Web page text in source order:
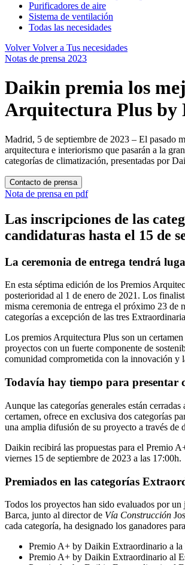
Purificadores de aire
Sistema de ventilación
Todas las necesidades
Volver Volver a Tus necesidades
Notas de prensa 2023
Daikin premia los
Arquitectura Plus by
Madrid, 5 de septiembre de 2023 – El pasado
arquitectura e interiorismo que pasarán a la
categorías de climatización, presentadas por
Contacto de prensa
Nota de prensa en pdf
Las inscripciones de las
candidaturas hasta el 15 de
La ceremonia de entrega tendrá
En esta séptima edición de los Premios
posterioridad al 1 de enero de 2021. Los
misma ceremonia de entrega el próximo 23 de
categorías a excepción de las tres
Los premios Arquitectura Plus son un
proyectos con un fuerte componente de
comunidad comprometida con la innovación y
Todavía hay tiempo para presentar
Aunque las categorías generales están
certamen, ofrece en exclusiva dos categorías
una amplia difusión de su proyecto a través de
Daikin recibirá las propuestas para el Premio
viernes 15 de septiembre de 2023 a las 17:00h.
Premiados en las categorías
Todos los proyectos han sido evaluados por
Barca, junto al director de Vía Construcción
cada categoría, ha designado los ganadores
Premio A+ by Daikin Extraordinario a la
Premio A+ by Daikin Extraordinario al